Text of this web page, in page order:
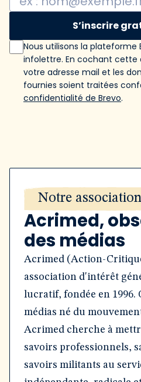
S’inscrire
Nous utilisons la plateforme
infolettre. En cochant cette
votre adresse mail et les
fournies soient traitées
confidentialité de Brevo.
Notre association
Acrimed,
des médias
Acrimed (Action-
association d'intérêt
lucratif, fondée en 1996.
médias né du
Acrimed cherche à
savoirs professionnels,
savoirs militants au